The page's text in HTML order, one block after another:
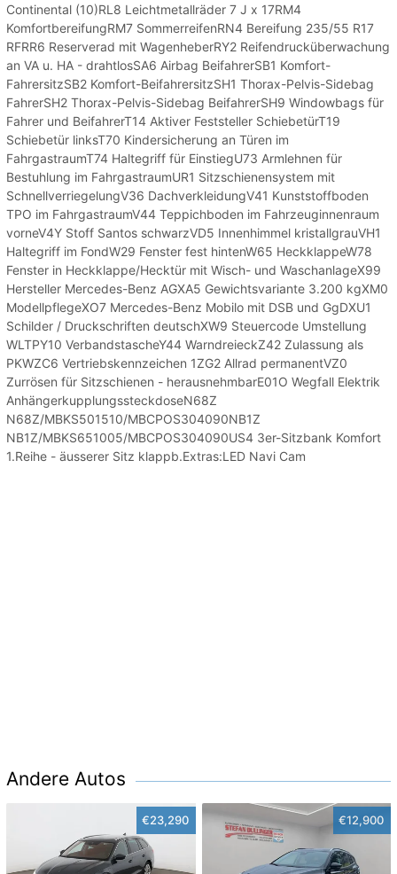
Continental (10)RL8 Leichtmetallräder 7 J x 17RM4
KomfortbereifungRM7 SommerreifenRN4 Bereifung 235/55 R17
RFRR6 Reserverad mit WagenheberRY2 Reifendrucküberwachung
an VA u. HA - drahtlosSA6 Airbag BeifahrerSB1 Komfort-
FahrersitzSB2 Komfort-BeifahrersitzSH1 Thorax-Pelvis-Sidebag
FahrerSH2 Thorax-Pelvis-Sidebag BeifahrerSH9 Windowbags für
Fahrer und BeifahrerT14 Aktiver Feststeller SchiebetürT19
Schiebetür linksT70 Kindersicherung an Türen im
FahrgastraumT74 Haltegriff für EinstiegU73 Armlehnen für
Bestuhlung im FahrgastraumUR1 Sitzschienensystem mit
SchnellverriegelungV36 DachverkleidungV41 Kunststoffboden
TPO im FahrgastraumV44 Teppichboden im Fahrzeuginnenraum
vorneV4Y Stoff Santos schwarzVD5 Innenhimmel kristallgrauVH1
Haltegriff im FondW29 Fenster fest hintenW65 HeckklappeW78
Fenster in Heckklappe/Hecktür mit Wisch- und WaschanlageX99
Hersteller Mercedes-Benz AGXA5 Gewichtsvariante 3.200 kgXM0
ModellpflegeXO7 Mercedes-Benz Mobilo mit DSB und GgDXU1
Schilder / Druckschriften deutschXW9 Steuercode Umstellung
WLTPY10 VerbandstascheY44 WarndreieckZ42 Zulassung als
PKWZC6 Vertriebskennzeichen 1ZG2 Allrad permanentVZ0
Zurrösen für Sitzschienen - herausnehmbarE01O Wegfall Elektrik
AnhängerkupplungssteckdoseN68Z
N68Z/MBKS501510/MBCPOS304090NB1Z
NB1Z/MBKS651005/MBCPOS304090US4 3er-Sitzbank Komfort
1.Reihe - äusserer Sitz klappb.Extras:LED Navi Cam
Andere Autos
€23,290 €12,900